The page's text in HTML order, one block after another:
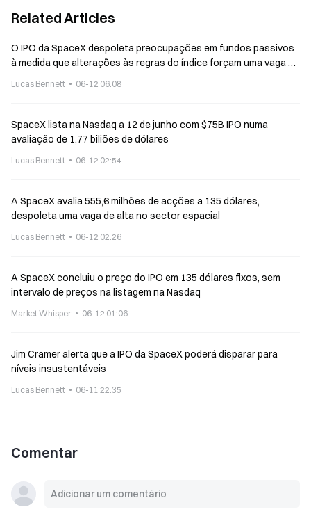
Related Articles
O IPO da SpaceX despoleta preocupações em fundos passivos
à medida que alterações às regras do índice forçam uma vaga de
Lucas Bennett 06-12 06:08
SpaceX lista na Nasdaq a 12 de junho com $75B IPO numa
avaliação de 1,77 biliões de dólares
Lucas Bennett 06-12 02:54
A SpaceX avalia 555,6 milhões de acções a 135 dólares,
despoleta uma vaga de alta no sector espacial
Lucas Bennett 06-12 02:26
A SpaceX concluiu o preço do IPO em 135 dólares fixos, sem
intervalo de preços na listagem na Nasdaq
Market Whisper 06-12 01:06
Jim Cramer alerta que a IPO da SpaceX poderá disparar para
níveis insustentáveis
Lucas Bennett 06-11 22:35
Comentar